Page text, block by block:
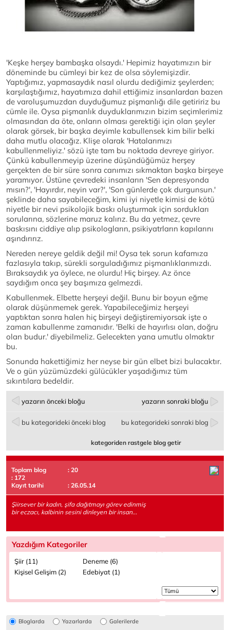
'Keşke herşey bambaşka olsaydı.' Hepimiz hayatımızın bir
döneminde bu cümleyi bir kez de olsa söylemişizdir.
Yaptığımız, yapmasaydık nasıl olurdu dediğimiz şeylerden;
karşılaştığımız, hayatımıza dahil ettiğimiz insanlardan bazen
de varoluşumuzdan duyduğumuz pişmanlığı dile getiririz bu
cümle ile. Oysa pişmanlık duyduklarımızın bizim seçimlerimiz
olmasından da öte, onların olması gerektiği için olan şeyler
olarak görsek, bir başka deyimle kabullensek kim bilir belki
daha mutlu olacağız. Klişe olarak 'Hatalarımızı
kabullenmeliyiz.' sözü işte tam bu noktada devreye giriyor.
Çünkü kabullenmeyip üzerine düşündüğümüz herşey
gerçekten de bir süre sonra canımızı sıkmaktan başka birşeye
yaramıyor. Üstüne çevredeki insanların 'Sen depresyonda
mısın?', 'Hayırdır, neyin var?', 'Son günlerde çok durgunsun.'
şeklinde daha sayabileceğim, kimi iyi niyetle kimisi de kötü
niyetle bir nevi psikolojik baskı oluşturmak için sordukları
sorularına, sözlerine maruz kalırız. Bu da yetmez, çevre
baskısını ciddiye alıp psikologların, psikiyatrların kapılarını
aşındırırız.
Nereden nereye geldik değil mi! Oysa tek sorun kafamıza
fazlasıyla takıp, sürekli sorguladığımız pişmanlıklarımızdı.
Bıraksaydık ya öylece, ne olurdu! Hiç birşey. Az önce
saydığım onca şey başımıza gelmezdi.
Kabullenmek. Elbette herşeyi değil. Bunu bir boyun eğme
olarak düşünmemek gerek. Yapabileceğimiz herşeyi
yaptıktan sonra halen hiç birşeyi değiştiremiyorsak işte o
zaman kabullenme zamanıdır. 'Belki de hayırlısı olan, doğru
olan budur.' diyebilmeliz. Gelecekten yana umutlu olmaktır
bu.
Sonunda hakettiğimiz her neyse bir gün elbet bizi bulacaktır.
Ve o gün yüzümüzdeki gülücükler yaşadığımız tüm
sıkıntılara bedeldir.
yazarın önceki bloğu yazarın sonraki bloğu
bu kategorideki önceki blog bu kategorideki sonraki blog
kategoriden rastgele blog getir
Toplam blog
: 20
: 172
Kayıt tarihi
: 26.05.14
Şiirsever bir kadın, şifa dağıtmayı görev edinmiş
bir eczacı, kalbinin sesini dinleyen bir insan...
Yazdığım Kategoriler
Şiir (11)
Deneme (6)
Kişisel Gelişim (2)
Edebiyat (1)
Bloglarda Yazarlarda Galerilerde